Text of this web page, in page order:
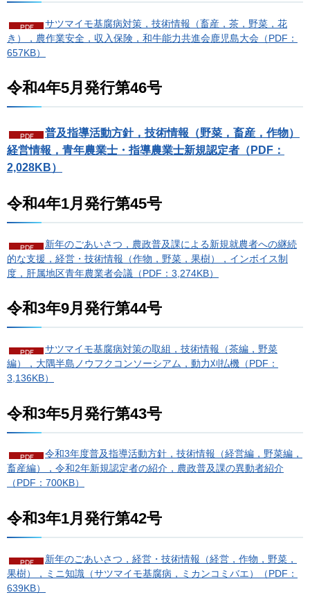
サツマイモ基腐病対策，技術情報（畜産，茶，野菜，花
き），農作業安全，収入保険，和牛能力共進会鹿児島大会（PDF：
657KB）
令和4年5月発行第46号
普及指導活動方針，技術情報（野菜，畜産，作物）
経営情報，青年農業士・指導農業士新規認定者（PDF：
2,028KB）
令和4年1月発行第45号
新年のごあいさつ，農政普及課による新規就農者への継続
的な支援，経営・技術情報（作物，野菜，果樹），インボイス制
度，肝属地区青年農業者会議（PDF：3,274KB）
令和3年9月発行第44号
サツマイモ基腐病対策の取組，技術情報（茶編，野菜
編），大隅半島ノウフクコンソーシアム，動力刈払機（PDF：
3,136KB）
令和3年5月発行第43号
令和3年度普及指導活動方針，技術情報（経営編，野菜編，
畜産編），令和2年新規認定者の紹介，農政普及課の異動者紹介
（PDF：700KB）
令和3年1月発行第42号
新年のごあいさつ，経営・技術情報（経営，作物，野菜，
果樹），ミニ知識（サツマイモ基腐病，ミカンコミバエ）（PDF：
639KB）